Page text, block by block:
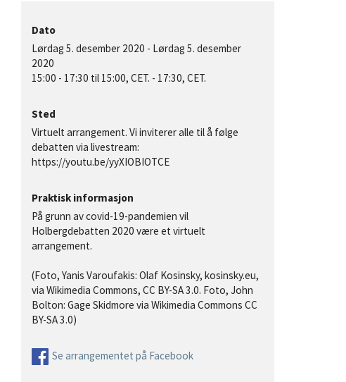
Dato
Lørdag 5. desember 2020 - Lørdag 5. desember
2020
15:00 - 17:30 til 15:00, CET. - 17:30, CET.
Sted
Virtuelt arrangement. Vi inviterer alle til å følge
debatten via livestream:
https://youtu.be/yyXIOBIOTCE
Praktisk informasjon
På grunn av covid-19-pandemien vil
Holbergdebatten 2020 være et virtuelt
arrangement.
(Foto, Yanis Varoufakis: Olaf Kosinsky, kosinsky.eu,
via Wikimedia Commons, CC BY-SA 3.0. Foto, John
Bolton: Gage Skidmore via Wikimedia Commons CC
BY-SA 3.0)
Se arrangementet på Facebook